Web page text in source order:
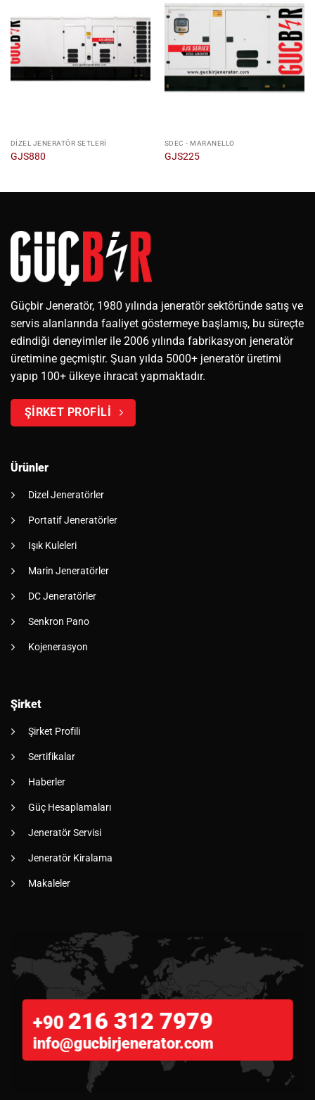
DIZEL JENERATÖR SETLERI
GJS880
SDEC - MARANELLO
GJS225
Güçbir Jeneratör, 1980 yılında jeneratör sektöründe satış ve
servis alanlarında faaliyet göstermeye başlamış, bu süreçte
edindiği deneyimler ile 2006 yılında fabrikasyon jeneratör
üretimine geçmiştir. Şuan yılda 5000+ jeneratör üretimi
yapıp 100+ ülkeye ihracat yapmaktadır.
ŞİRKET PROFİLİ
Ürünler
Dizel Jeneratörler
Portatif Jeneratörler
Işık Kuleleri
Marin Jeneratörler
DC Jeneratörler
Senkron Pano
Kojenerasyon
Şirket
Şirket Profili
Sertifikalar
Haberler
Güç Hesaplamaları
Jeneratör Servisi
Jeneratör Kiralama
Makaleler
+90 216 312 7979
info@gucbirjenerator.com